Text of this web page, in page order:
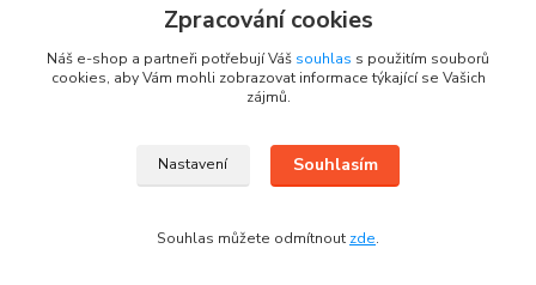
+420 725 613 837
info@rajklubicek.cz
Zpracování cookies
Náš e-shop a partneři potřebují Váš souhlas s použitím souborů
cookies, aby Vám mohli zobrazovat informace týkající se Vašich
zájmů.
Nastavení Souhlasím
Souhlas můžete odmítnout zde.